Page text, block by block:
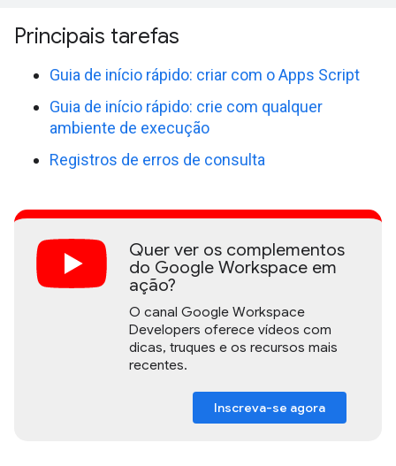
Principais tarefas
Guia de início rápido: criar com o Apps Script
Guia de início rápido: crie com qualquer
ambiente de execução
Registros de erros de consulta
Quer ver os complementos
do Google Workspace em
ação?
O canal Google Workspace
Developers oferece vídeos com
dicas, truques e os recursos mais
recentes.
Inscreva-se agora